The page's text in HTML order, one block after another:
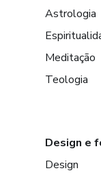
Astrologia
Meditação
Teologia
Design e
Design